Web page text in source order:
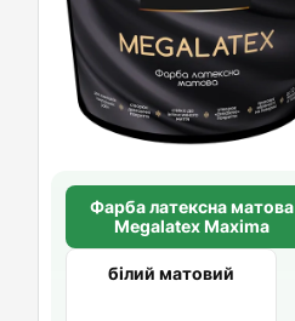
Фарба латексна матова
Megalatex Maxima
білий матовий